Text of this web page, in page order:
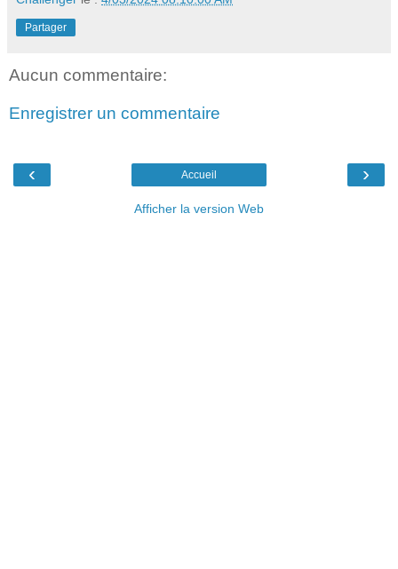
Partager
Aucun commentaire:
Enregistrer un commentaire
‹ ›
Accueil
Afficher la version Web